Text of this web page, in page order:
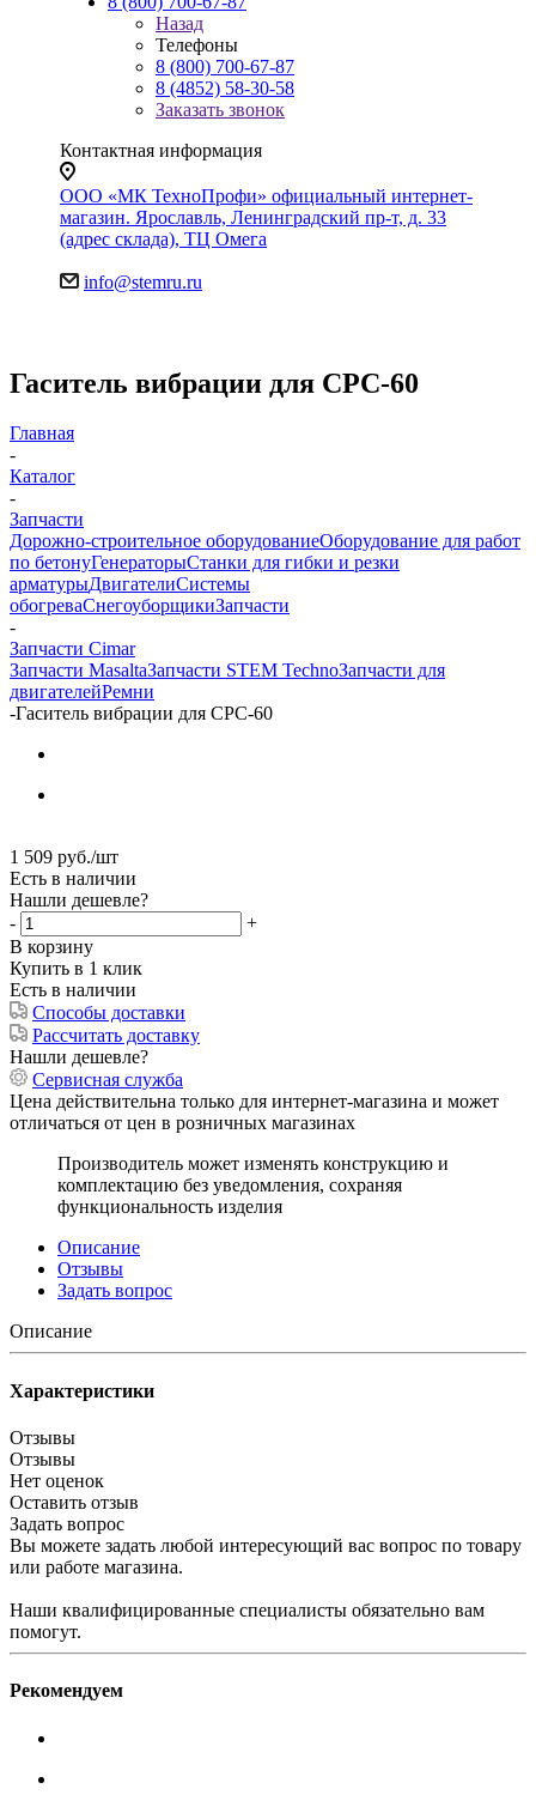
Назад
Телефоны
8 (800) 700-67-87
8 (4852) 58-30-58
Заказать звонок
Контактная информация
ООО «МК ТехноПрофи» официальный интернет-
магазин. Ярославль, Ленинградский пр-т, д. 33
(адрес склада), ТЦ Омега
info@stemru.ru
Гаситель вибрации для CPC-60
Главная
-
Каталог
-
Запчасти
Дорожно-строительное оборудованиеОборудование для работ
по бетонуГенераторыСтанки для гибки и резки
арматурыДвигателиСистемы
обогреваСнегоуборщикиЗапчасти
-
Запчасти Cimar
Запчасти MasaltaЗапчасти STEM TechnoЗапчасти для
двигателейРемни
-Гаситель вибрации для CPC-60
1 509 руб./шт
Есть в наличии
Нашли дешевле?
-
+
В корзину
Купить в 1 клик
Есть в наличии
Способы доставки
Рассчитать доставку
Нашли дешевле?
Сервисная служба
Цена действительна только для интернет-магазина и может
отличаться от цен в розничных магазинах
Производитель может изменять конструкцию и
комплектацию без уведомления, сохраняя
функциональность изделия
Описание
Отзывы
Задать вопрос
Описание
Характеристики
Отзывы
Отзывы
Нет оценок
Оставить отзыв
Задать вопрос
Вы можете задать любой интересующий вас вопрос по товару
или работе магазина.
Наши квалифицированные специалисты обязательно вам
помогут.
Рекомендуем